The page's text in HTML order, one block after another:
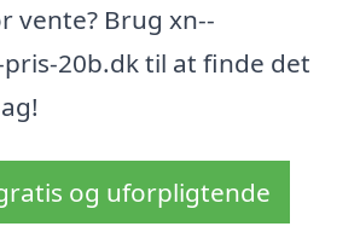
vente? Brug xn--
20b.dk til at finde det
og uforpligtende